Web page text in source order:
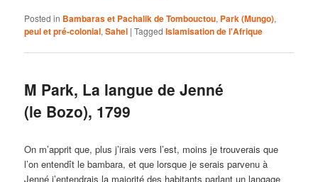
Posted in Bambaras et Pachalik de Tombouctou, Park (Mungo),
peul et pré-colonial,Sahel |Tagged Islamisation de l'Afrique
M Park, La langue de Jenné
(le Bozo), 1799
On m’apprit que, plus j’irais vers l’est, moins je trouverais que
l’on entendît le bambara, et que lorsque je serais parvenu à
Jenné j’entendrais la majorité des habitants parlant un langage